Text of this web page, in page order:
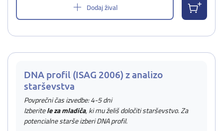
Dodaj žival
DNA profil (ISAG 2006) z analizo
starševstva
Povprečni čas izvedbe: 4-5 dni
Izberitele za mladiča, ki mu želiš določiti starševstvo. Za
potencialne starše izberi DNA profil.